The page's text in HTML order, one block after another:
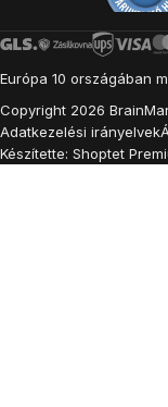
Európa 10 országában
Copyright 2026
Adatkezelési irányelvek
Készítette: Shoptet